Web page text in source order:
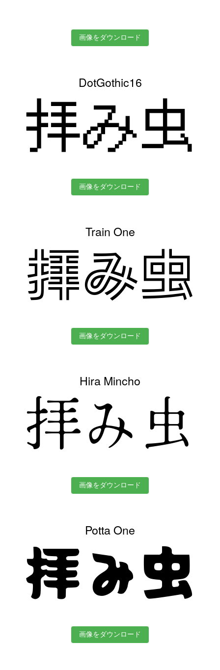
画像をダウンロード
DotGothic16
拝み虫
画像をダウンロード
Train One
拝み虫
画像をダウンロード
Hira Mincho
拝み虫
画像をダウンロード
Potta One
拝み虫
画像をダウンロード